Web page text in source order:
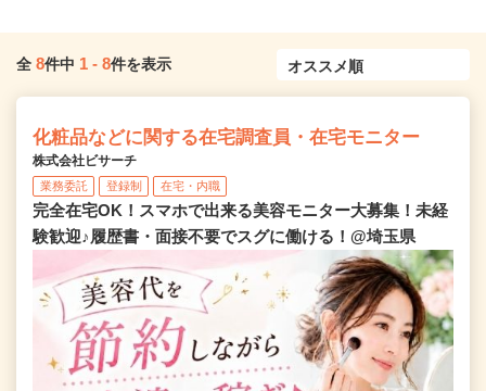
全 8件中 1 - 8件を表示
化粧品などに関する在宅調査員・在宅モニター
株式会社ビサーチ
業務委託 登録制 在宅・内職
完全在宅OK！スマホで出来る美容モニター大募集！未経
験歓迎♪履歴書・面接不要でスグに働ける！@埼玉県